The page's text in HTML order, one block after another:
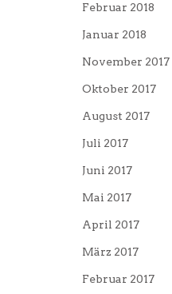
Februar 2018
Januar 2018
November 2017
Oktober 2017
August 2017
Juli 2017
Juni 2017
Mai 2017
April 2017
März 2017
Februar 2017